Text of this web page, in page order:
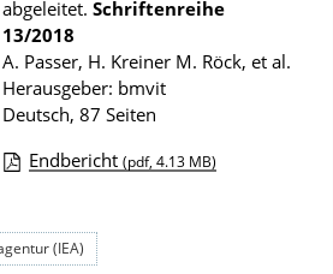
t
i
o
n
abgeleitet. Schriftenreihe
13/2018
A. Passer, H. Kreiner M. Röck, et al.
Herausgeber: bmvit
Deutsch, 87 Seiten
w
Endbericht (pdf, 4.13 MB)
(IEA)